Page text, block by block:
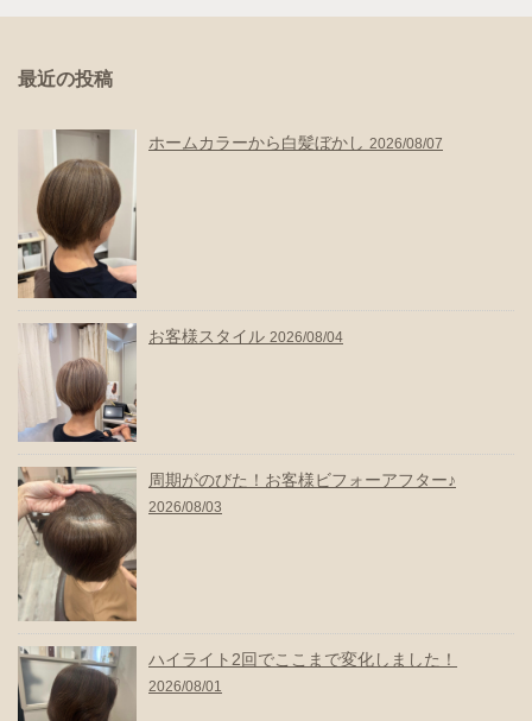
最近の投稿
ホームカラーから白髪ぼかし 2026/08/07
お客様スタイル 2026/08/04
周期がのびた！お客様ビフォーアフター♪
2026/08/03
ハイライト2回でここまで変化しました！
2026/08/01